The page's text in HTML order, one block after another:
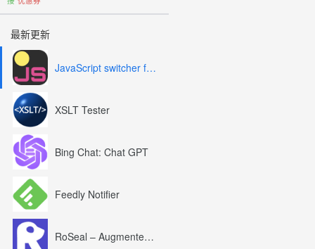
最新更新
JavaScript switcher for SEO and development
XSLT Tester
Bing Chat: Chat GPT
Feedly Notifier
RoSeal – Augmented Roblox Experience